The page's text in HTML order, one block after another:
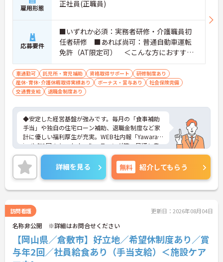
雇用形態 正社員(正職員)
応募要件
■いずれか必須：実務者研修・介護職員初
任者研修 ■あれば尚可：普通自動車運転
免許（AT限定可） ＜こんな方におすすめ
＞ワークライフバランスを大切にしたいと
お考えの方、入居者様それぞれに合わせ
た、温かいケアを提供したい方、これまで
の介護分野でのご経験を有効に活用したい
方
車通勤可 託児所・育児補助 資格取得サポート
研修制度あり
産休･育休･介護休暇取得実績あり
ボーナス・賞与あり
社会保険完備
交通費支給
退職金制度あり
◆安定した経営基盤が強みです。毎月の「食事補助
手当」や独自の住宅ローン補助、退職金制度など家
計に優しい福利厚生が充実。WEB社内報「Yawarag
i」や年1回のキックオフミーティング等、風通し良
く温かいコミュニケーションを育む環境が整ってい
ます。
◆若手～中高年まで幅広い年代が活躍中！短時間正
社員制度などライフスタイルに合わせた柔軟な働き
方が可能です。産休・育休の取得を推進しており、
付金＋（プラス）」をご用意。子育て世代のキャリ
アを強力に支援します。
◆働きながら成長！資格取得を最大10万円補助 多職
種連携で専門知識が磨けるチームケア実践 頑張りや
スキルが給与・役職にしっかり反映。 明確なキャリ
アパス制度が整っている環境で、 目標を持って長く
詳細を見る 無料 紹介してもらう
訪問看護 更新日：2026年08月04日
名称非公開 ※詳細はお問合せください
【岡山県／倉敷市】好立地／希望休制度あり／賞
与年2回／社員給食あり（手当支給）＜施設ケア